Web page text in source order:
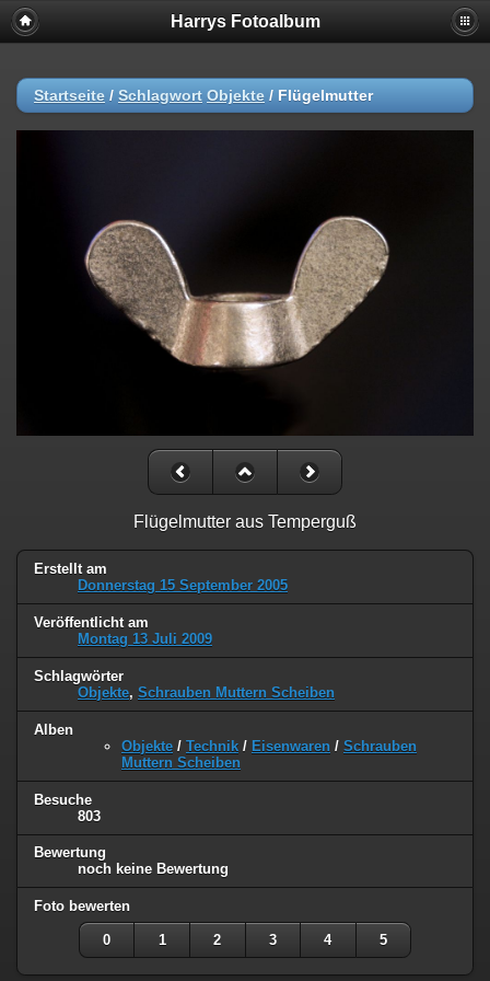
Harrys Fotoalbum
Startseite / Schlagwort Objekte / Flügelmutter
Flügelmutter aus Temperguß
Erstellt am
Donnerstag 15 September 2005
Veröffentlicht am
Montag 13 Juli 2009
Schlagwörter
Objekte, Schrauben Muttern Scheiben
Alben
Objekte / Technik / Eisenwaren / Schrauben
Muttern Scheiben
Besuche
803
Bewertung
noch keine Bewertung
Foto bewerten
0 1 2 3 4 5